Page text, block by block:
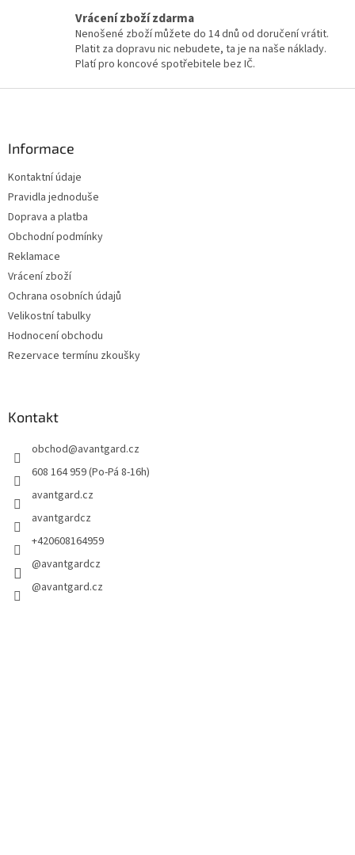
Vrácení zboží zdarma
Nenošené zboží můžete do 14 dnů od doručení vrátit.
Platit za dopravu nic nebudete, ta je na naše náklady.
Platí pro koncové spotřebitele bez IČ.
Informace
Kontaktní údaje
Pravidla jednoduše
Doprava a platba
Obchodní podmínky
Reklamace
Vrácení zboží
Ochrana osobních údajů
Velikostní tabulky
Hodnocení obchodu
Rezervace termínu zkoušky
Kontakt
obchod@avantgard.cz
608 164 959 (Po-Pá 8-16h)
avantgard.cz
avantgardcz
+420608164959
@avantgardcz
@avantgard.cz